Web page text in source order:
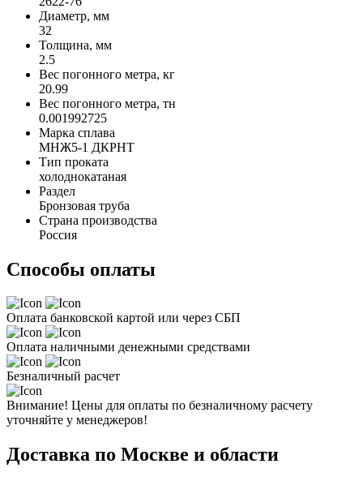
Диаметр, мм
32
Толщина, мм
2.5
Вес погонного метра, кг
20.99
Вес погонного метра, тн
0.001992725
Марка сплава
МНЖ5-1 ДКРНТ
Тип проката
холоднокатаная
Раздел
Бронзовая труба
Страна производства
Россия
Способы оплаты
Оплата банковской картой или через СБП
Оплата наличными денежными средствами
Безналичный расчет
Внимание! Цены для оплаты по безналичному расчету
уточняйте у менеджеров!
Доставка по Москве и области